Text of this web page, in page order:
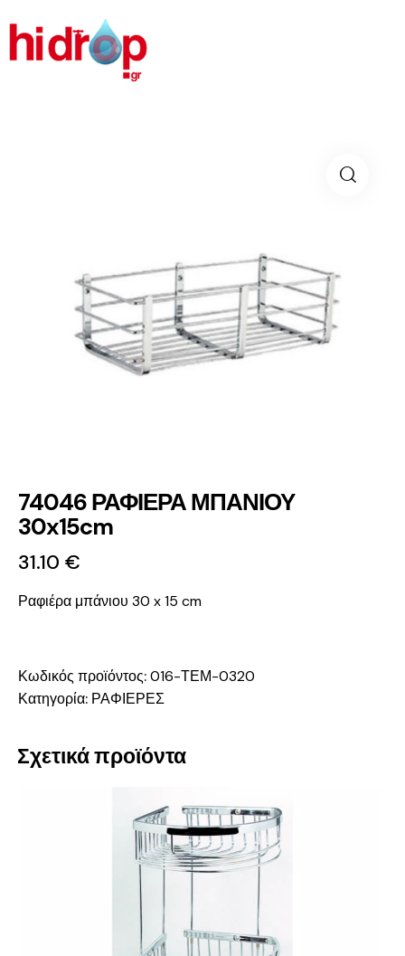
74046 ΡΑΦΙΕΡΑ ΜΠΑΝΙΟΥ
30x15cm
31.10 €
Ραφιέρα μπάνιου 30 x 15 cm
Κωδικός προϊόντος:016-ΤΕΜ-0320
Κατηγορία: ΡΑΦΙΕΡΕΣ
Σχετικά προϊόντα